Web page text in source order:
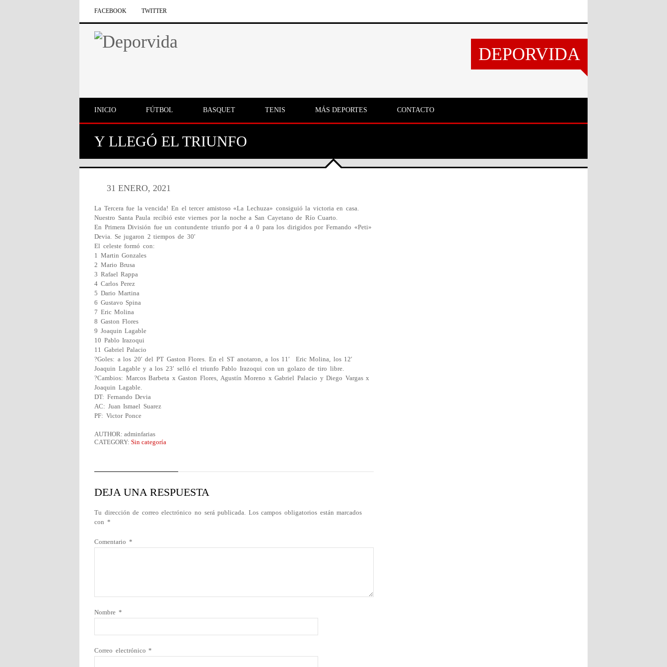
FACEBOOK TWITTER
DEPORVIDA
INICIO FÚTBOL BASQUET TENIS MÁS DEPORTES CONTACTO
Y LLEGÓ EL TRIUNFO
31 ENERO, 2021
La Tercera fue la vencida! En el tercer amistoso «La Lechuza» consiguió la victoria en casa.
Nuestro Santa Paula recibió este viernes por la noche a San Cayetano de Río Cuarto.
En Primera División fue un contundente triunfo por 4 a 0 para los dirigidos por Fernando «Peti»
Devia. Se jugaron 2 tiempos de 30′
El celeste formó con:
1 Martin Gonzales
2 Mario Brusa
3 Rafael Rappa
4 Carlos Perez
5 Dario Martina
6 Gustavo Spina
7 Eric Molina
8 Gaston Flores
9 Joaquin Lagable
10 Pablo Irazoqui
11 Gabriel Palacio
?Goles: a los 20′ del PT Gaston Flores. En el ST anotaron, a los 11′ Eric Molina, los 12′
Joaquin Lagable y a los 23′ selló el triunfo Pablo Irazoqui con un golazo de tiro libre.
?Cambios: Marcos Barbeta x Gaston Flores, Agustín Moreno x Gabriel Palacio y Diego Vargas x
Joaquin Lagable.
DT: Fernando Devia
AC: Juan Ismael Suarez
PF: Victor Ponce
AUTHOR: adminfarias
CATEGORY: Sin categoría
DEJA UNA RESPUESTA
Tu dirección de correo electrónico no será publicada. Los campos obligatorios están marcados
con *
Comentario *
Nombre *
Correo electrónico*